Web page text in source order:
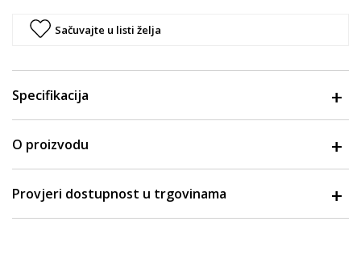
Sačuvajte u listi želja
Specifikacija
O proizvodu
Provjeri dostupnost u trgovinama